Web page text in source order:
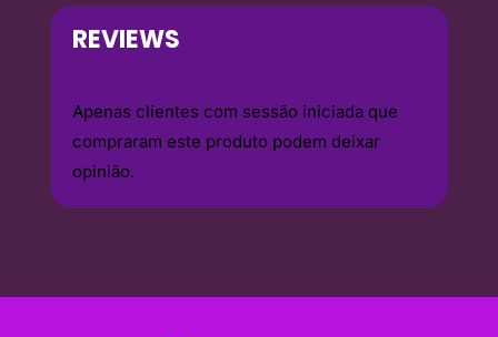
REVIEWS
Apenas clientes com sessão iniciada que
compraram este produto podem deixar
opinião.